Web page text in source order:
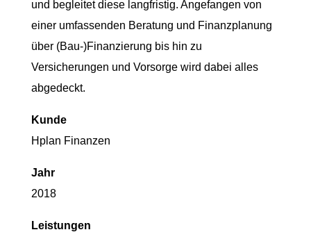
und begleitet diese langfristig. Angefangen von
einer umfassenden Beratung und Finanzplanung
über (Bau-)Finanzierung bis hin zu
Versicherungen und Vorsorge wird dabei alles
abgedeckt.
Kunde
Hplan Finanzen
Jahr
2018
Leistungen